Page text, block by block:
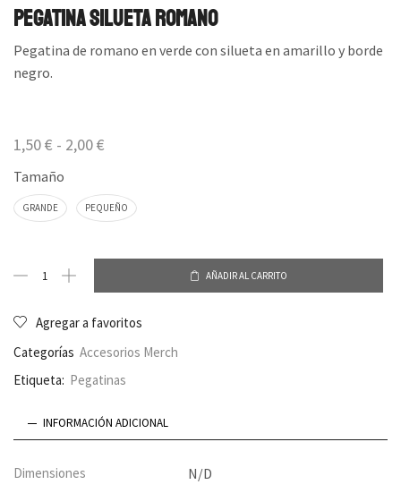
Pegatina silueta romano
Pegatina de romano en verde con silueta en amarillo y borde
negro.
1,50€ - 2,00€
Tamaño
GRANDE PEQUEÑO
AÑADIR AL CARRITO
Agregar a favoritos
Categorías Accesorios Merch
Etiqueta: Pegatinas
INFORMACIÓN ADICIONAL
Dimensiones N/D